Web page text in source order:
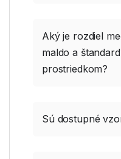
Aký je rozdiel
maldo a
prostriedkom?
Sú dostupné